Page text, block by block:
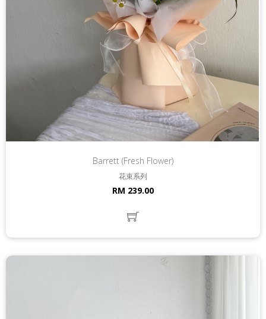
Barrett (Fresh Flower)
花束系列
RM 239.00